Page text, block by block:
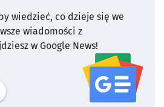
wiedzieć, co dzieje się we
wiadomości z
w Google News!
serwisu